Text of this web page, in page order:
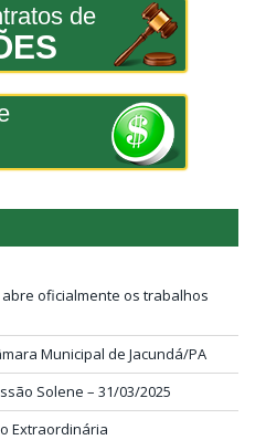
de
oficialmente os trabalhos
Municipal de Jacundá/PA
Solene – 31/03/2025
Extraordinária